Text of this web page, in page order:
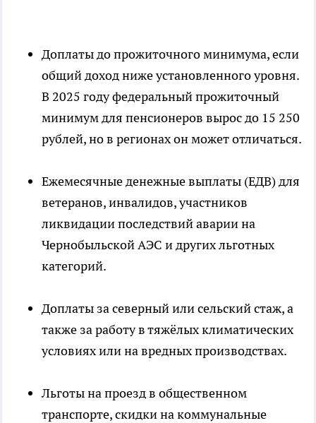
Доплаты до прожиточного минимума, если
общий доход ниже установленного уровня.
В 2025 году федеральный прожиточный
минимум для пенсионеров вырос до 15 250
рублей, но в регионах он может отличаться.
Ежемесячные денежные выплаты (ЕДВ) для
ветеранов, инвалидов, участников
ликвидации последствий аварии на
Чернобыльской АЭС и других льготных
категорий.
Доплаты за северный или сельский стаж, а
также за работу в тяжёлых климатических
условиях или на вредных производствах.
Льготы на проезд в общественном
транспорте, скидки на коммунальные